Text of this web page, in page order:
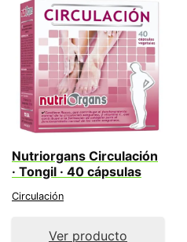
Nutriorgans Circulación
· Tongil · 40 cápsulas
Circulación
Ver producto